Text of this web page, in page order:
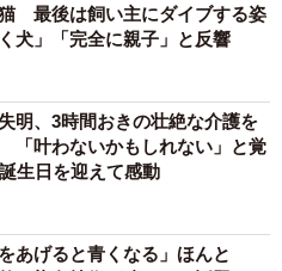
最後は飼い主にダイブする姿
犬」「完全に親子」と反響
明、3時間おきの壮絶な介護を
「叶わないかもしれない」と覚
生日を迎えて感動
あげると青くなる」ほんと